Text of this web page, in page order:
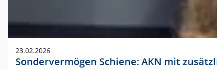
23.02.2026
Sondervermögen Schiene: AKN mit